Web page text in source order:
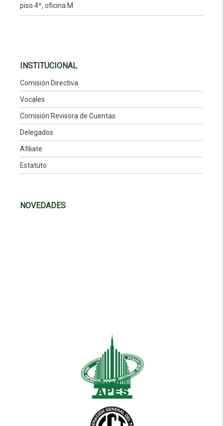
piso 4º, oficina M
INSTITUCIONAL
Comisión Directiva
Vocales
Comisión Revisora de Cuentas
Delegados
Afiliate
Estatuto
NOVEDADES